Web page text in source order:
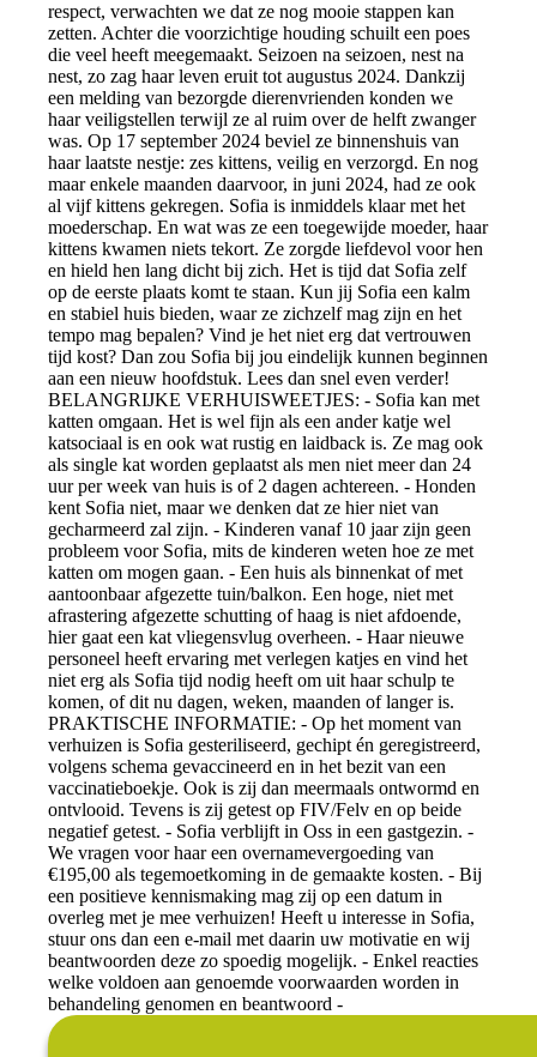
respect, verwachten we dat ze nog mooie stappen kan
zetten. Achter die voorzichtige houding schuilt een poes
die veel heeft meegemaakt. Seizoen na seizoen, nest na
nest, zo zag haar leven eruit tot augustus 2024. Dankzij
een melding van bezorgde dierenvrienden konden we
haar veiligstellen terwijl ze al ruim over de helft zwanger
was. Op 17 september 2024 beviel ze binnenshuis van
haar laatste nestje: zes kittens, veilig en verzorgd. En nog
maar enkele maanden daarvoor, in juni 2024, had ze ook
al vijf kittens gekregen. Sofia is inmiddels klaar met het
moederschap. En wat was ze een toegewijde moeder, haar
kittens kwamen niets tekort. Ze zorgde liefdevol voor hen
en hield hen lang dicht bij zich. Het is tijd dat Sofia zelf
op de eerste plaats komt te staan. Kun jij Sofia een kalm
en stabiel huis bieden, waar ze zichzelf mag zijn en het
tempo mag bepalen? Vind je het niet erg dat vertrouwen
tijd kost? Dan zou Sofia bij jou eindelijk kunnen beginnen
aan een nieuw hoofdstuk. Lees dan snel even verder!
BELANGRIJKE VERHUISWEETJES: - Sofia kan met
katten omgaan. Het is wel fijn als een ander katje wel
katsociaal is en ook wat rustig en laidback is. Ze mag ook
als single kat worden geplaatst als men niet meer dan 24
uur per week van huis is of 2 dagen achtereen. - Honden
kent Sofia niet, maar we denken dat ze hier niet van
gecharmeerd zal zijn. - Kinderen vanaf 10 jaar zijn geen
probleem voor Sofia, mits de kinderen weten hoe ze met
katten om mogen gaan. - Een huis als binnenkat of met
aantoonbaar afgezette tuin/balkon. Een hoge, niet met
afrastering afgezette schutting of haag is niet afdoende,
hier gaat een kat vliegensvlug overheen. - Haar nieuwe
personeel heeft ervaring met verlegen katjes en vind het
niet erg als Sofia tijd nodig heeft om uit haar schulp te
komen, of dit nu dagen, weken, maanden of langer is.
PRAKTISCHE INFORMATIE: - Op het moment van
verhuizen is Sofia gesteriliseerd, gechipt én geregistreerd,
volgens schema gevaccineerd en in het bezit van een
vaccinatieboekje. Ook is zij dan meermaals ontwormd en
ontvlooid. Tevens is zij getest op FIV/Felv en op beide
negatief getest. - Sofia verblijft in Oss in een gastgezin. -
We vragen voor haar een overnamevergoeding van
€195,00 als tegemoetkoming in de gemaakte kosten. - Bij
een positieve kennismaking mag zij op een datum in
overleg met je mee verhuizen! Heeft u interesse in Sofia,
stuur ons dan een e-mail met daarin uw motivatie en wij
beantwoorden deze zo spoedig mogelijk. - Enkel reacties
welke voldoen aan genoemde voorwaarden worden in
behandeling genomen en beantwoord -